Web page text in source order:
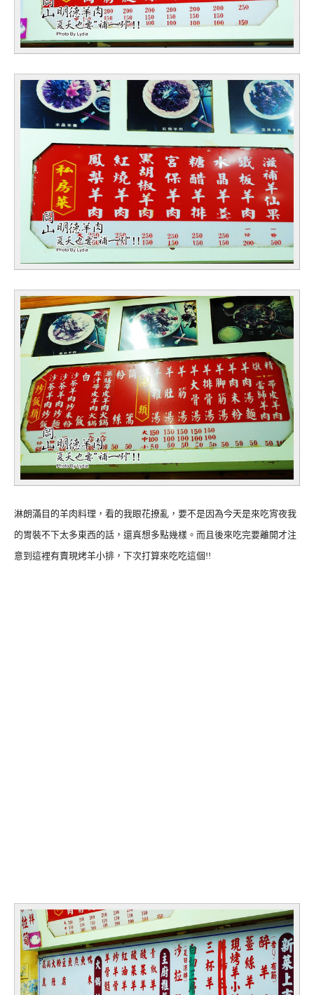
淋朗滿目的羊肉料理，看的我眼花撩亂，要不是因為今天是來吃宵夜我
的胃裝不下太多東西的話，還真想多點幾樣。而且後來吃完要離開才注
意到這裡有賣現烤羊小排，下次打算來吃吃這個!!